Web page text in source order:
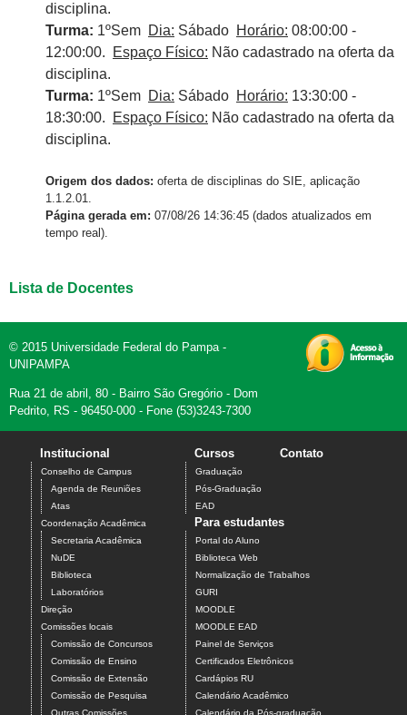
disciplina.
Turma: 1ºSem Dia: Sábado Horário: 08:00:00 -
12:00:00.
Espaço Físico: Não cadastrado na oferta da
disciplina.
Turma: 1ºSem Dia: Sábado Horário: 13:30:00 -
18:30:00.
Espaço Físico: Não cadastrado na oferta da
disciplina.
Origem dos dados: oferta de disciplinas do SIE, aplicação
1.1.2.01.
Página gerada em: 07/08/26 14:36:45 (dados atualizados em
tempo real).
Lista de Docentes
© 2015 Universidade Federal do Pampa -
UNIPAMPA
Rua 21 de abril, 80 - Bairro São Gregório - Dom
Pedrito, RS - 96450-000 - Fone (53)3243-7300
Institucional
Conselho de Campus
Agenda de Reuniões
Atas
Coordenação Acadêmica
Secretaria Acadêmica
NuDE
Biblioteca
Laboratórios
Direção
Comissões locais
Comissão de Concursos
Comissão de Ensino
Comissão de Extensão
Comissão de Pesquisa
Cursos
Graduação
Pós-Graduação
EAD
Contato
Para estudantes
Portal do Aluno
Biblioteca Web
Normalização de Trabalhos
GURI
MOODLE
MOODLE EAD
Painel de Serviços
Certificados Eletrônicos
Cardápios RU
Calendário Acadêmico